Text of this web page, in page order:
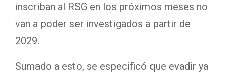
inscriban al RSG en los próximos meses no
van a poder ser investigados a partir de
2029.
Sumado a esto, se especificó que evadir ya